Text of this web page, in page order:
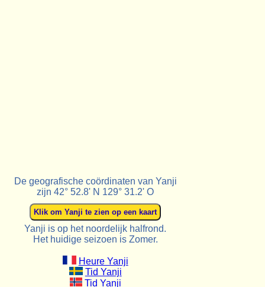
De geografische coördinaten van Yanji
zijn 42° 52.8' N 129° 31.2' O
Yanji is op het noordelijk halfrond.
Het huidige seizoen is Zomer.
Heure Yanji
Tid Yanji
Tid Yanji